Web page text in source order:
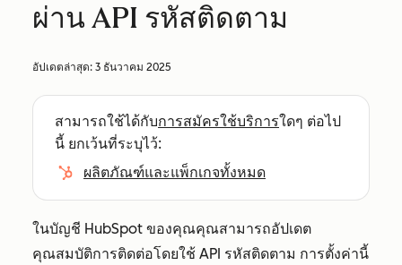
ผ่าน API รหัสติดตาม
อัปเดตล่าสุด: 3 ธันวาคม 2025
สามารถใช้ได้กับการสมัครใช้บริการใดๆ ต่อไป
นี้ ยกเว้นที่ระบุไว้:
ผลิตภัณฑ์และแพ็กเกจทั้งหมด
ในบัญชี HubSpot ของคุณคุณสามารถอัปเดต
คุณสมบัติการติดต่อโดยใช้ API รหัสติดตาม การตั้งค่านี้